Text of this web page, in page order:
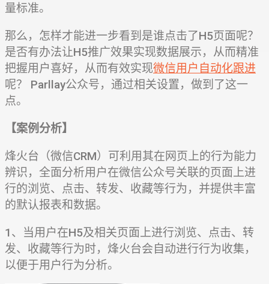
量标准。
那么，怎样才能进一步看到是谁点击了H5页面呢？
是否有办法让H5推广效果实现数据展示，从而精准
把握用户喜好，从而有效实现微信用户自动化跟进
呢？ Parllay公众号，通过相关设置，做到了这一
点。
【案例分析】
烽火台（微信CRM）可利用其在网页上的行为能力
辨识，全面分析用户在微信公众号关联的页面上进
行的浏览、点击、转发、收藏等行为，并提供丰富
的默认报表和数据。
1、当用户在H5及相关页面上进行浏览、点击、转
发、收藏等行为时，烽火台会自动进行行为收集，
以便于用户行为分析。